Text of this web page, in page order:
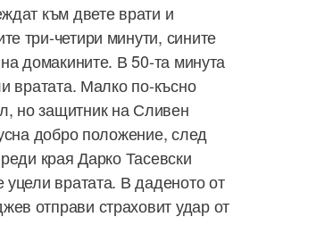
към двете врати и
три-четири минути, сините
домакините. В 50-та минута
вратата. Малко по-късно
но защитник на Сливен
добро положение, след
края Дарко Тасевски
вратата. В даденото от
отправи страховит удар от